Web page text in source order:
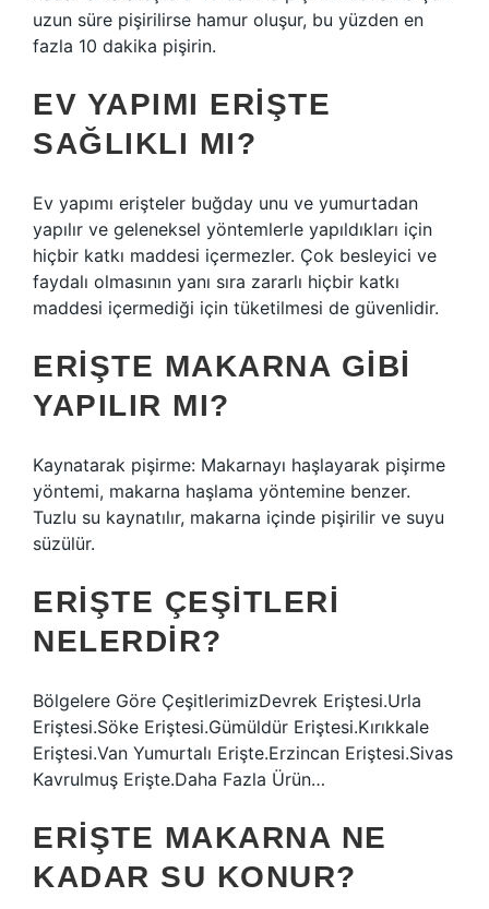
uzun süre pişirilirse hamur oluşur, bu yüzden en
fazla 10 dakika pişirin.
EV YAPIMI ERIŞTE
SAĞLIKLI MI?
Ev yapımı erişteler buğday unu ve yumurtadan
yapılır ve geleneksel yöntemlerle yapıldıkları için
hiçbir katkı maddesi içermezler. Çok besleyici ve
faydalı olmasının yanı sıra zararlı hiçbir katkı
maddesi içermediği için tüketilmesi de güvenlidir.
ERIŞTE MAKARNA GIBI
YAPILIR MI?
Kaynatarak pişirme: Makarnayı haşlayarak pişirme
yöntemi, makarna haşlama yöntemine benzer.
Tuzlu su kaynatılır, makarna içinde pişirilir ve suyu
süzülür.
ERIŞTE ÇEŞITLERI
NELERDIR?
Bölgelere Göre ÇeşitlerimizDevrek Eriştesi.Urla
Eriştesi.Söke Eriştesi.Gümüldür Eriştesi.Kırıkkale
Eriştesi.Van Yumurtalı Erişte.Erzincan Eriştesi.Sivas
Kavrulmuş Erişte.Daha Fazla Ürün…
ERIŞTE MAKARNA NE
KADAR SU KONUR?